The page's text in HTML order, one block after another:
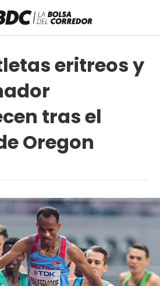
eritreos y
tras el
Oregon